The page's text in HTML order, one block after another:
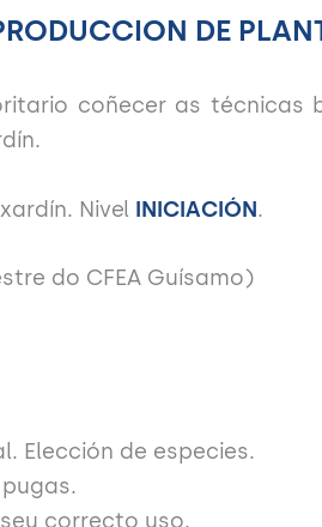
DE
coñecer as
Nivel INICIACIÓN.
do CFEA Guísamo)
Elección de especies.
correcto uso.